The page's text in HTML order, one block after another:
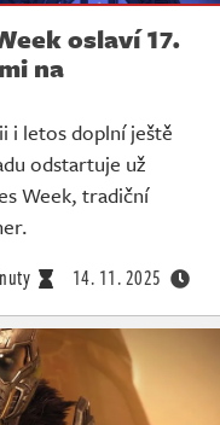
oslaví 17.
na
i letos doplní ještě
odstartuje už
Week, tradiční
14. 11. 2025